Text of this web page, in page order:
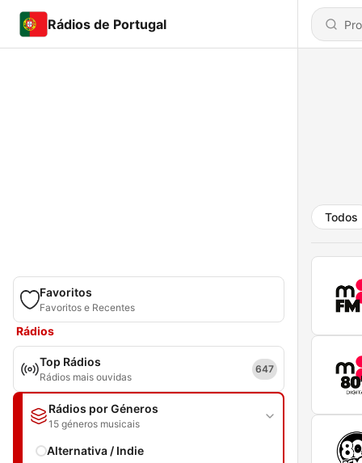
Rádios de Portugal
Favoritos
Favoritos e Recentes
Rádios
Top Rádios
Rádios mais ouvidas
647
Rádios por Géneros
15 géneros musicais
Alternativa / Indie
Todos